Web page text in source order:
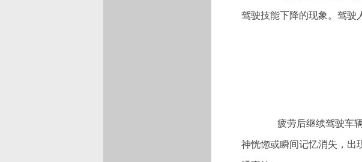
驾驶技能下降的现象。驾驶
疲劳后继续驾驶车辆
神恍惚或瞬间记忆消失，出